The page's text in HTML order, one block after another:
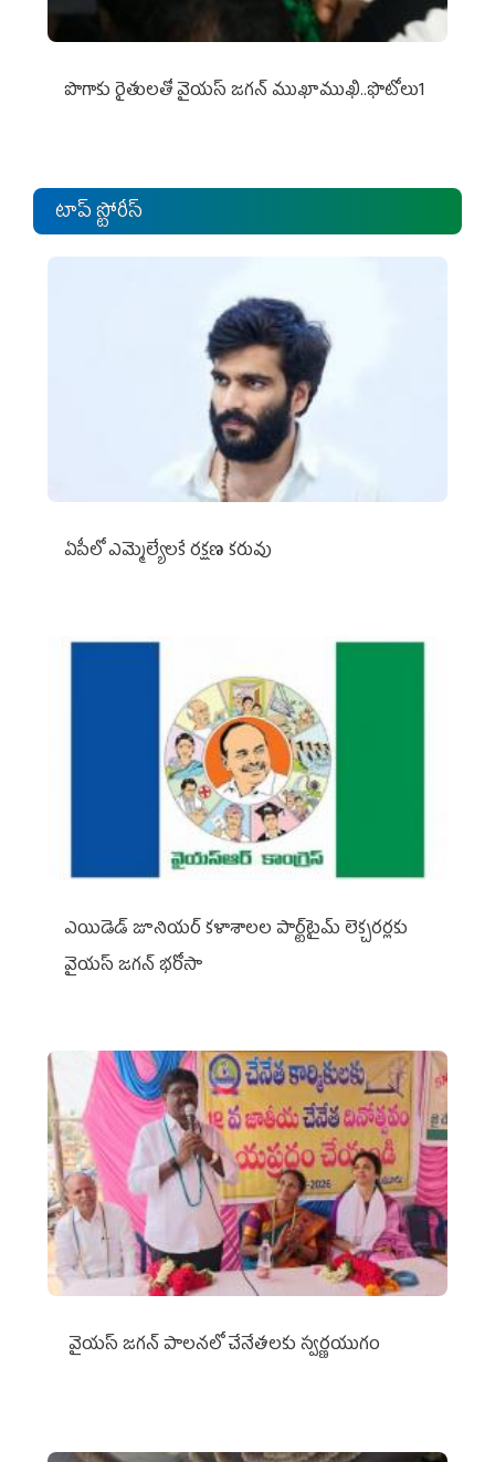
పొగాకు రైతుల‌తో వైయ‌స్ జ‌గ‌న్ ముఖాముఖి..ఫొటోలు1
టాప్ స్టోరీస్
ఏపీలో ఎమ్మెల్యేల‌కే ర‌క్ష‌ణ క‌రువు
ఎయిడెడ్‌ జూనియర్‌ కళాశాలల పార్ట్‌టైమ్‌ లెక్చరర్లకు
వైయ‌స్ జగన్ భరోసా
వైయ‌స్ జగన్ పాలనలో చేనేతలకు స్వర్ణయుగం